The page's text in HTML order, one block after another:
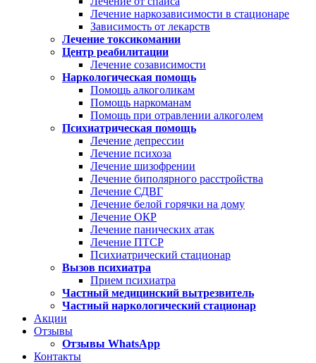
Лечение наркозависимости в стационаре
Зависимость от лекарств
Лечение токсикомании
Центр реабилитации
Лечение созависимости
Наркологическая помощь
Помощь алкоголикам
Помощь наркоманам
Помощь при отравлении алкоголем
Психиатрическая помощь
Лечение депрессии
Лечение психоза
Лечение шизофрении
Лечение биполярного расстройства
Лечение СДВГ
Лечение белой горячки на дому
Лечение ОКР
Лечение панических атак
Лечение ПТСР
Психиатрический стационар
Вызов психиатра
Прием психиатра
Частный медицинский вытрезвитель
Частный наркологический стационар
Акции
Отзывы
Отзывы WhatsApp
Контакты